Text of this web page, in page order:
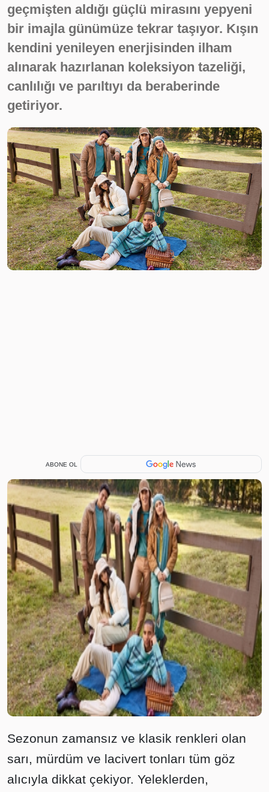
geçmişten aldığı güçlü mirasını yepyeni
bir imajla günümüze tekrar taşıyor. Kışın
kendini yenileyen enerjisinden ilham
alınarak hazırlanan koleksiyon tazeliği,
canlılığı ve parıltıyı da beraberinde
getiriyor.
ABONE OL
Sezonun zamansız ve klasik renkleri olan
sarı, mürdüm ve lacivert tonları tüm göz
alıcıyla dikkat çekiyor. Yeleklerden,